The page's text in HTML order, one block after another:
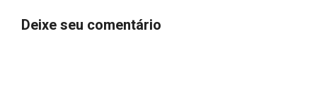
Deixe seu comentário